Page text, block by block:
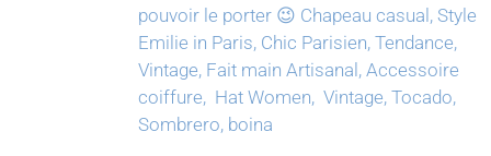
pouvoir le porter 😉 Chapeau casual, Style
Emilie in Paris, Chic Parisien, Tendance,
Vintage, Fait main Artisanal, Accessoire
coiffure, Hat Women, Vintage, Tocado,
Sombrero, boina